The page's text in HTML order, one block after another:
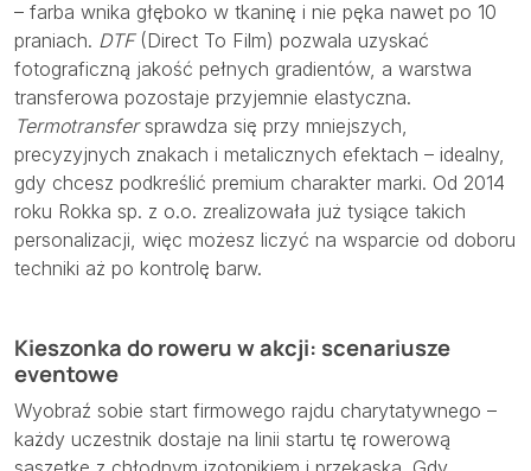
– farba wnika głęboko w tkaninę i nie pęka nawet po 10
praniach. DTF(Direct To Film) pozwala uzyskać
fotograficzną jakość pełnych gradientów, a warstwa
transferowa pozostaje przyjemnie elastyczna.
Termotransfersprawdza się przy mniejszych,
precyzyjnych znakach i metalicznych efektach – idealny,
gdy chcesz podkreślić premium charakter marki. Od 2014
roku Rokka sp. z o.o. zrealizowała już tysiące takich
personalizacji, więc możesz liczyć na wsparcie od doboru
techniki aż po kontrolę barw.
Kieszonka do roweru w akcji: scenariusze
eventowe
Wyobraź sobie start firmowego rajdu charytatywnego –
każdy uczestnik dostaje na linii startu tę rowerową